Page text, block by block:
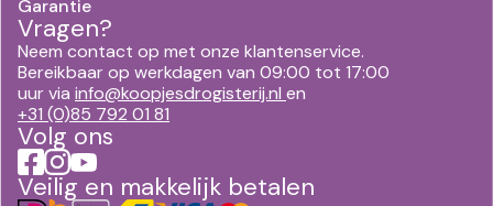
Garantie
Vragen?
Neem contact op met onze klantenservice.
Bereikbaar op werkdagen van 09:00 tot 17:00
uur via info@koopjesdrogisterij.nl en
+31 (0)85 792 01 81
Volg ons
Veilig en makkelijk betalen